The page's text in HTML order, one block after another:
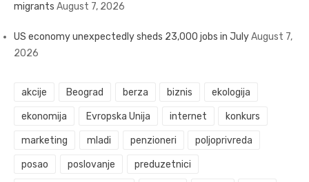
migrants August 7, 2026
US economy unexpectedly sheds 23,000 jobs in JulyAugust 7,
2026
akcije Beograd berza biznis ekologija
ekonomija Evropska Unija internet konkurs
marketing mladi penzioneri poljoprivreda
posao poslovanje preduzetnici